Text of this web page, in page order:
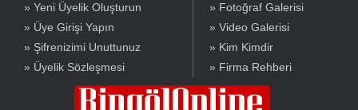
» Yeni Üyelik Oluşturun
» Üye Girişi Yapın
» Şifrenizimi Unuttunuz
» Üyelik Sözleşmesi
» Fotoğraf Galerisi
» Video Galerisi
» Kim Kimdir
» Firma Rehberi